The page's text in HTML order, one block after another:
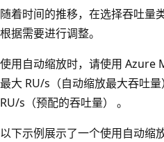
随着时间的推移，在选择吞吐量
根据需要进行调整。
使用自动缩放时，请使用 Azure
最大 RU/s（自动缩放最大吞吐
RU/s（预配的吞吐量） 。
以下示例展示了一个使用自动缩